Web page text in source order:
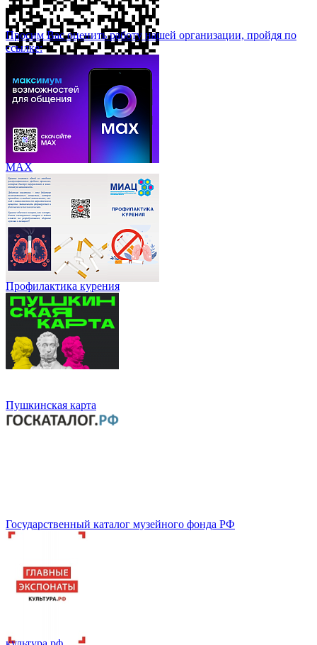
Просим Вас оценить работу нашей организации, пройдя по
ссылке:
МАХ
Профилактика курения
Пушкинская карта
Государственный каталог музейного фонда РФ